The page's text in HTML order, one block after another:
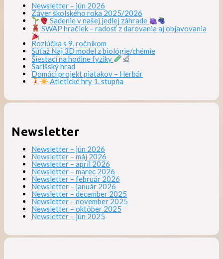
Newsletter – jún 2026
Záver školského roka 2025/2026
Sadenie v našej jedlej záhrade
SWAP hračiek – radosť z darovania aj objavovania
Rozlúčka s 9. ročníkom
Súťaž Naj 3D model z biológie/chémie
Šiestaci na hodine fyziky
Šarišský hrad
Domáci projekt piatakov – Herbár
Atletické hry 1. stupňa
Newsletter
Newsletter – jún 2026
Newsletter – máj 2026
Newsletter – apríl 2026
Newsletter – marec 2026
Newsletter – február 2026
Newsletter – január 2026
Newsletter – december 2025
Newsletter – november 2025
Newsletter – október 2025
Newsletter – jún 2025